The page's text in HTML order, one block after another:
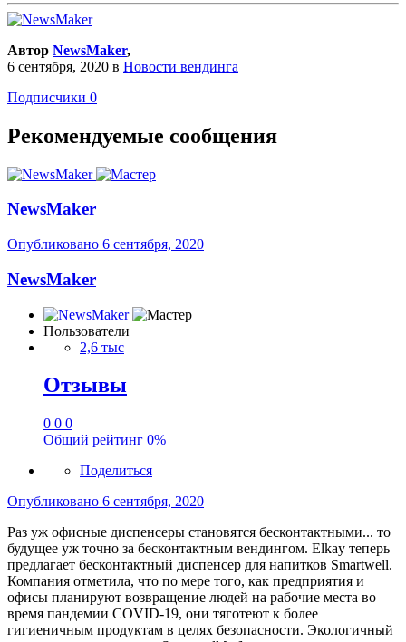
Автор NewsMaker,
6 сентября, 2020 в Новости вендинга
Подписчики 0
Рекомендуемые сообщения
NewsMaker
Опубликовано 6 сентября, 2020
NewsMaker
Пользователи
2,6 тыс
Отзывы
0 0 0
Общий рейтинг 0%
Поделиться
Опубликовано 6 сентября, 2020
Раз уж офисные диспенсеры становятся бесконтактными... то
будущее уж точно за бесконтактным вендингом. Elkay теперь
предлагает бесконтактный диспенсер для напитков Smartwell.
Компания отметила, что по мере того, как предприятия и
офисы планируют возвращение людей на рабочие места во
время пандемии COVID-19, они тяготеют к более
гигиеничным продуктам в целях безопасности. Экологичный